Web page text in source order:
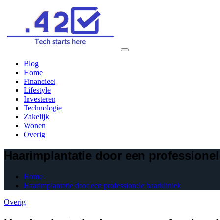
Blog
Home
Financieel
Lifestyle
Investeren
Technologie
Zakelijk
Wonen
Overig
Haarimplantatie door een
Home
Haarimplantatie door een professionele haarkliniek
Overig